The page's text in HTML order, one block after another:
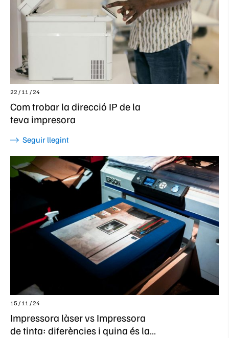
22 / 11 / 24
Com trobar la direcció IP de la
teva impresora
Seguir llegint
15 / 11 / 24
Impressora làser vs Impressora
de tinta: diferències i quina és la